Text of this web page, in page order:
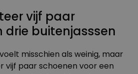
vijf paar
drie buitenjasssen
misschien als weinig, maar
vijf paar schoenen voor een